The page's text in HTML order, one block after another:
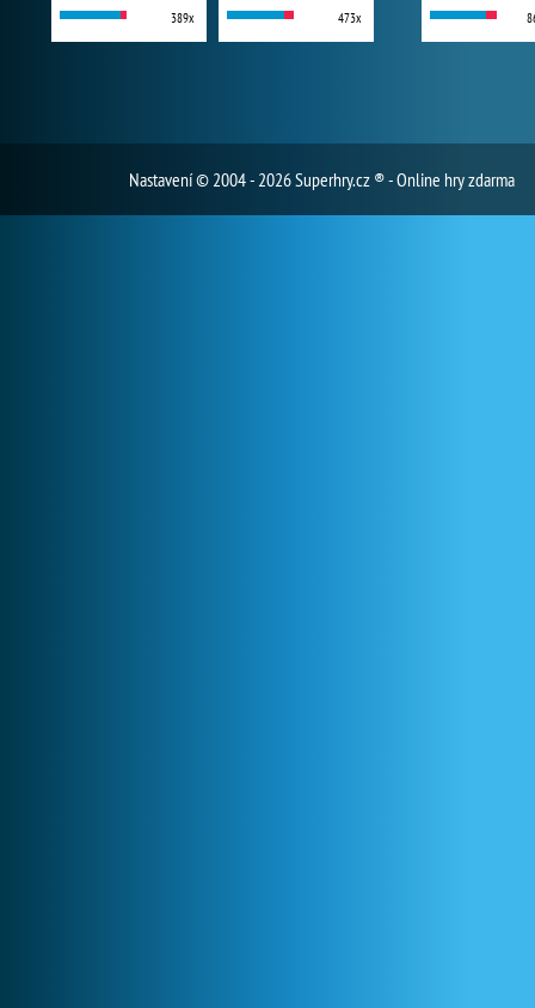
389x 473x
Nastavení© 2004 - 2026 Superhry.cz ® - Online hry zdarma